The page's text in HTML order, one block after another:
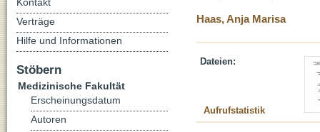
Haas, Anja Marisa
Dateien:
Aufrufstatistik
Verträge
Hilfe und Informationen
Stöbern
Medizinische Fakultät
Erscheinungsdatum
Autoren